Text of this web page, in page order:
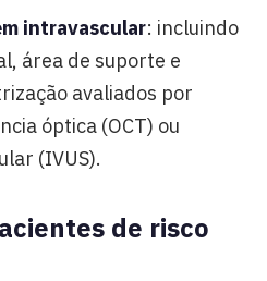
intravascular: incluindo
área de suporte e
avaliados por
óptica (OCT) ou
(IVUS).
de risco